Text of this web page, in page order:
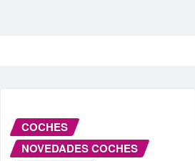
COCHES
NOVEDADES COCHES